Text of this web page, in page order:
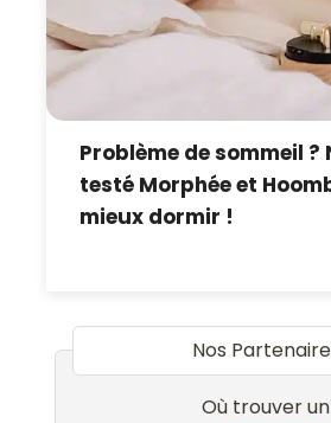
Problème de sommeil ?
testé Morphée et
mieux dormir !
Nos
Où trouver un